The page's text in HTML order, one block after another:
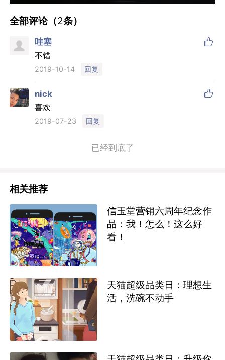
全部评论（2条）
哇塞 
不错
2019-10-14 回复
nick 
喜欢
2019-07-23 回复
已经到底了
相关推荐
信玉堂营销六周年纪念作
品：我！怎么！这么好
看！
天猫超级品类日：理想生
活，洗碗不动手